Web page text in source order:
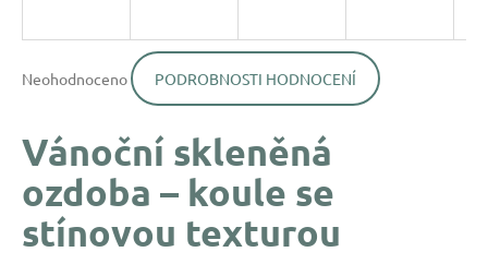
hodnocení
0,0
5
hvězdiček.
Neohodnoceno PODROBNOSTI HODNOCENÍ
Vánoční skleněná
ozdoba – koule se
stínovou texturou
í
?